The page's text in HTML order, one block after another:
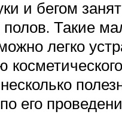
и бегом
Такие
легко
его